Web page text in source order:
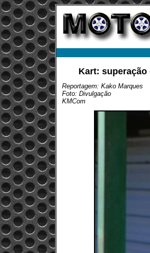
Kart: superação
Reportagem: Kako Marques
Foto: Divulgação
KMCom